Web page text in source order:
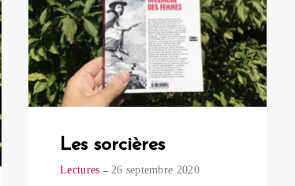
Les sorcières
Lectures 26 septembre 2020